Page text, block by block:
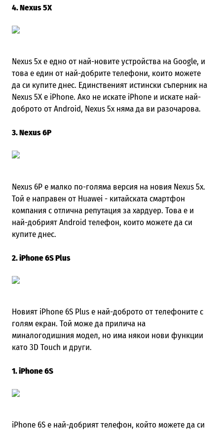
4. Nexus 5X
Nexus 5x е едно от най-новите устройства на Google, и
това е един от най-добрите телефони, които можете
да си купите днес. Единственият истински съперник на
Nexus 5X е iPhone. Ако не искате iPhone и искате най-
доброто от Android, Nexus 5x няма да ви разочарова.
3. Nexus 6P
Nexus 6P е малко по-голяма версия на новия Nexus 5x.
Той е направен от Huawei - китайската смартфон
компания с отлична репутация за хардуер. Това е и
най-добрият Android телефон, които можете да си
купите днес.
2. iPhone 6S Plus
Новият iPhone 6S Plusе най-доброто от телефоните с
голям екран. Той може да прилича на
миналогодишния модел, но има някои нови функции
като 3D Touch и други.
1. iPhone 6S
iPhone 6S е най-добрият телефон, който можете да си